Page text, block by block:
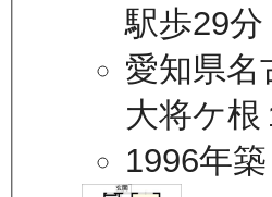
駅歩29分
愛知県名
大将ケ根
1996年築